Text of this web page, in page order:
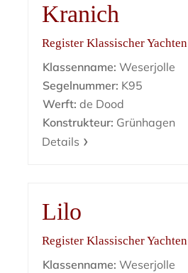
Kranich
Register Klassischer Yachten
Klassenname: Weserjolle
Segelnummer: K95
Werft: de Dood
Konstrukteur: Grünhagen
Details
Lilo
Register Klassischer Yachten
Klassenname: Weserjolle